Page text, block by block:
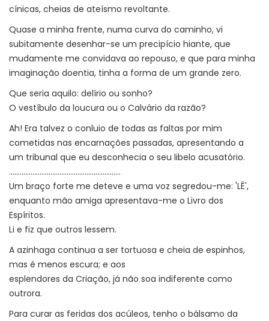
cínicas, cheias de ateísmo revoltante.
Quase a minha frente, numa curva do caminho, vi
subitamente desenhar-se um precipício hiante, que
mudamente me convidava ao repouso, e que para minha
imaginação doentia, tinha a forma de um grande zero.
Que seria aquilo: delírio ou sonho?
O vestíbulo da loucura ou o Calvário da razão?
Ah! Era talvez o conluio de todas as faltas por mim
cometidas nas encarnações passadas, apresentando a
um tribunal que eu desconhecia o seu libelo acusatório.
..............................................................
Um braço forte me deteve e uma voz segredou-me: 'LÊ',
enquanto mão amiga apresentava-me o Livro dos
Espíritos.
Li e fiz que outros lessem.
A azinhaga continua a ser tortuosa e cheia de espinhos,
mas é menos escura; e aos
esplendores da Criação, já não soa indiferente como
outrora.
Para curar as feridas dos acúleos, tenho o bálsamo da